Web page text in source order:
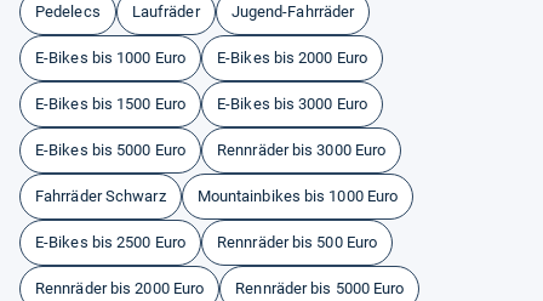
Pedelecs Laufräder Jugend-Fahrräder
E-Bikes bis 1000 Euro E-Bikes bis 2000 Euro
E-Bikes bis 1500 Euro E-Bikes bis 3000 Euro
E-Bikes bis 5000 Euro Rennräder bis 3000 Euro
Fahrräder Schwarz Mountainbikes bis 1000 Euro
E-Bikes bis 2500 Euro Rennräder bis 500 Euro
Rennräder bis 2000 Euro Rennräder bis 5000 Euro